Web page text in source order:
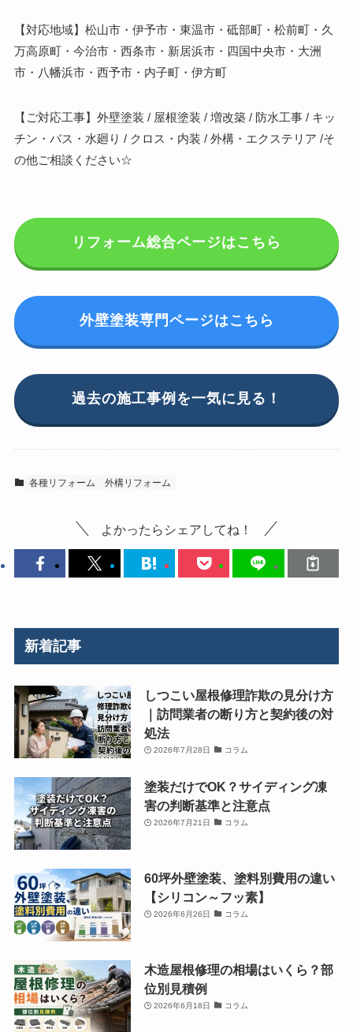
【対応地域】松山市・伊予市・東温市・砥部町・松前町・久
万高原町・今治市・西条市・新居浜市・四国中央市・大洲
市・八幡浜市・西予市・内子町・伊方町
【ご対応工事】外壁塗装 / 屋根塗装 / 増改築 / 防水工事 / キッ
チン・バス・水廻り / クロス・内装 / 外構・エクステリア /そ
の他ご相談ください☆
リフォーム総合ページはこちら
外壁塗装専門ページはこちら
過去の施工事例を一気に見る！
各種リフォーム 外構リフォーム
よかったらシェアしてね！
新着記事
しつこい屋根修理詐欺の見分け方
｜訪問業者の断り方と契約後の対
処法
2026年7月28日 コラム
塗装だけでOK？サイディング凍
害の判断基準と注意点
2026年7月21日 コラム
60坪外壁塗装、塗料別費用の違い
【シリコン～フッ素】
2026年6月26日 コラム
木造屋根修理の相場はいくら？部
位別見積例
2026年6月18日 コラム